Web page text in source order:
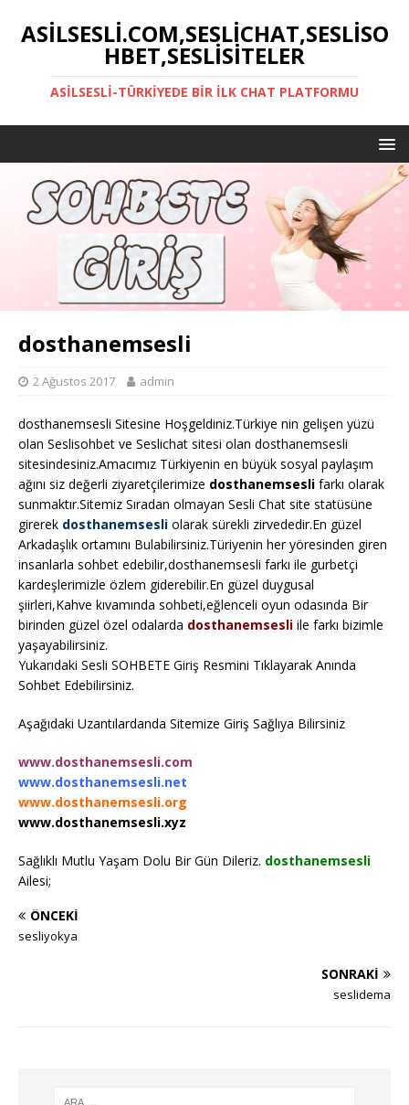
ASILSESLI.COM,SESLICHAT,SESLISO
HBET,SESLISITELER
ASILSESLI-TÜRKIYEDE BIR İLK CHAT PLATFORMU
dosthanemsesli
2 Ağustos 2017 admin
dosthanemsesli Sitesine Hoşgeldiniz.Türkiye nin gelişen yüzü
olan Seslisohbet ve Seslichat sitesi olan dosthanemsesli
sitesindesiniz.Amacımız Türkiyenin en büyük sosyal paylaşım
ağını siz değerli ziyaretçilerimize dosthanemsesli farkı olarak
sunmaktır.Sitemiz Sıradan olmayan Sesli Chat site statüsüne
girerek dosthanemsesli olarak sürekli zirvededir.En güzel
Arkadaşlık ortamını Bulabilirsiniz.Türiyenin her yöresinden giren
insanlarla sohbet edebilir,dosthanemsesli farkı ile gurbetçi
kardeşlerimizle özlem giderebilir.En güzel duygusal
şiirleri,Kahve kıvamında sohbeti,eğlenceli oyun odasında Bir
birinden güzel özel odalarda dosthanemsesli ile farkı bizimle
yaşayabilirsiniz.
Yukarıdaki Sesli SOHBETE Giriş Resmini Tıklayarak Anında
Sohbet Edebilirsiniz.
Aşağıdaki Uzantılardanda Sitemize Giriş Sağlıya Bilirsiniz
www.dosthanemsesli.com
www.dosthanemsesli.net
www.dosthanemsesli.org
www.dosthanemsesli.xyz
Sağlıklı Mutlu Yaşam Dolu Bir Gün Dileriz. dosthanemsesli
Ailesi;
ÖNCEKI
sesliyokya
SONRAKI
seslidema